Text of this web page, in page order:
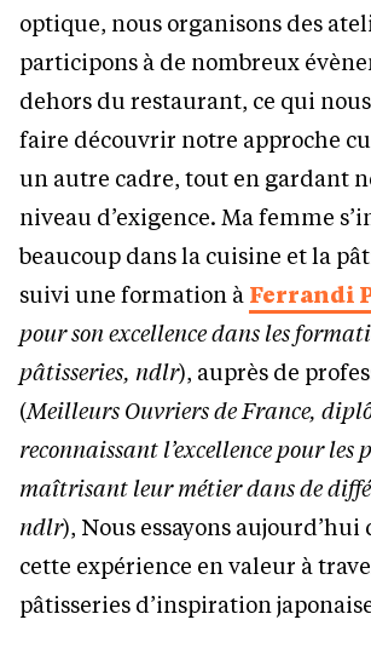
optique, nous organisons des
participons à de nombreux
dehors du restaurant, ce qui
faire découvrir notre approche
un autre cadre, tout en gardant
niveau d’exigence. Ma femme
beaucoup dans la cuisine et la
suivi une formation à Ferrandi
pour son excellence dans les
pâtisseries, ndlr), auprès de
(Meilleurs Ouvriers de France,
reconnaissant l’excellence pour les
maîtrisant leur métier dans de
ndlr), Nous essayons
cette expérience en valeur à
pâtisseries d’inspiration